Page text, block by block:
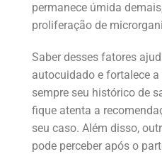
permanece úmida
proliferação de
Saber desses fatores
autocuidado e fortalece
sempre seu histórico de
fique atenta a
seu caso. Além disso,
pode perceber após o